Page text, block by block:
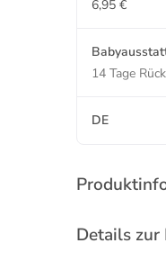
6,95 €
14 Tage
DE
Details